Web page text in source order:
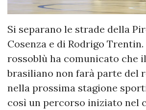
Si separano le strade della
Cosenza e di Rodrigo
rossoblù ha comunicato che
brasiliano non farà parte del
nella prossima stagione
così un percorso iniziato nel